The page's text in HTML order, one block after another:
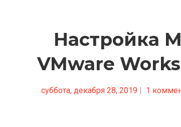
Настройка
VMware
суббота, декабря 28, 2019 | 1